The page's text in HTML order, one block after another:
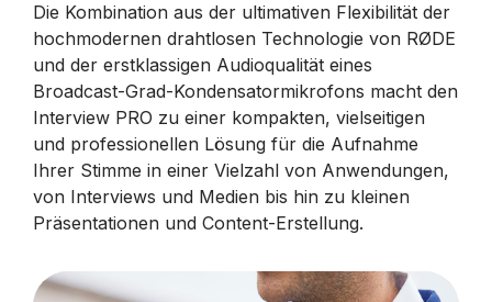
Die Kombination aus der ultimativen Flexibilität der
hochmodernen drahtlosen Technologie von RØDE
und der erstklassigen Audioqualität eines
Broadcast-Grad-Kondensatormikrofons macht den
Interview PRO zu einer kompakten, vielseitigen
und professionellen Lösung für die Aufnahme
Ihrer Stimme in einer Vielzahl von Anwendungen,
von Interviews und Medien bis hin zu kleinen
Präsentationen und Content-Erstellung.